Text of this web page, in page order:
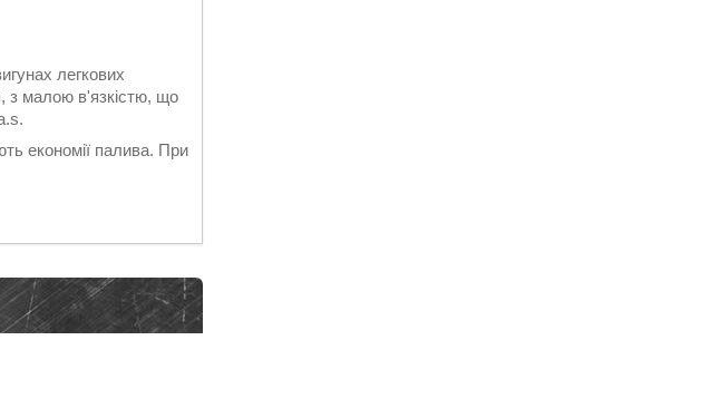
легкових
з малою в'язкістю, що
економії палива. При